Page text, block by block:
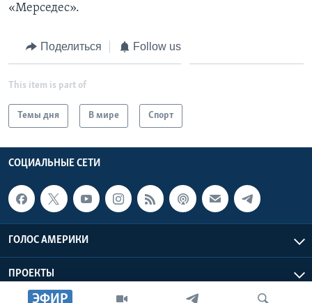
ЭФИР
«Мерседес».
Поделиться Follow us
This item is part of
Темы дня В мире Спорт
СОЦИАЛЬНЫЕ СЕТИ
ГОЛОС АМЕРИКИ
ПРОЕКТЫ